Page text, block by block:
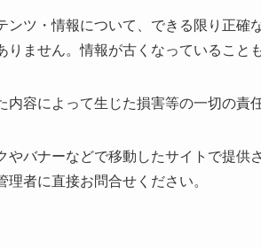
ンツ・情報について、できる限り正
りません。情報が古くなっていること
内容によって生じた損害等の一切の責
やバナーなどで移動したサイトで提
理者に直接お問合せください。